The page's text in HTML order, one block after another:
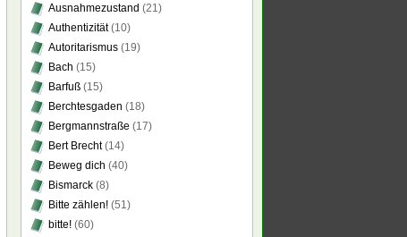
Ausnahmezustand (21)
Authentizität(10)
Autoritarismus (19)
Bach (15)
Barfuß (15)
Berchtesgaden (18)
Bergmannstraße (17)
Bert Brecht(14)
Beweg dich (40)
Bismarck (8)
Bitte zählen! (51)
bitte! (60)